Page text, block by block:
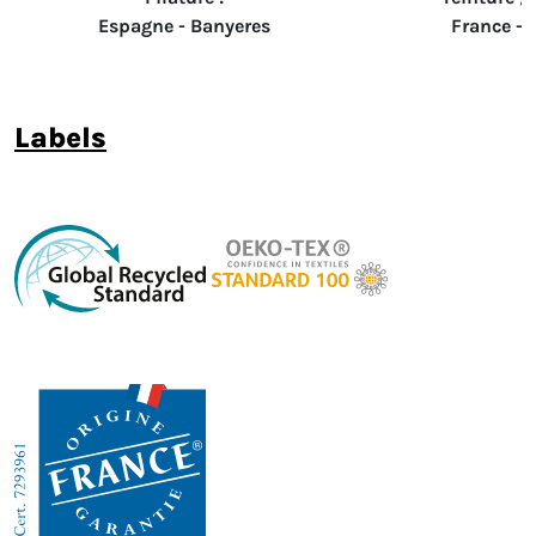
Espagne - Banyeres
France -
labels